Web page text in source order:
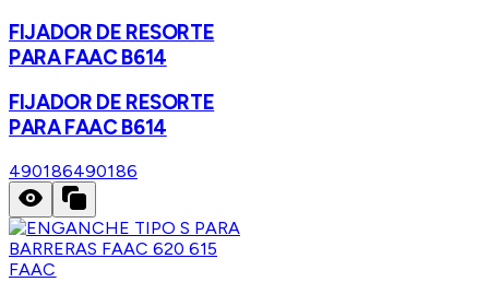
FIJADOR DE RESORTE
PARA FAAC B614
FIJADOR DE RESORTE
PARA FAAC B614
490186490186
FAAC